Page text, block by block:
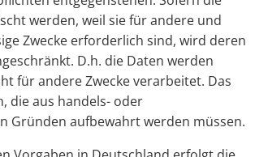
werden, weil sie für andere und
Zwecke erforderlich sind, wird deren
D.h. die Daten werden
für andere Zwecke verarbeitet. Das
die aus handels- oder
Gründen aufbewahrt werden müssen.